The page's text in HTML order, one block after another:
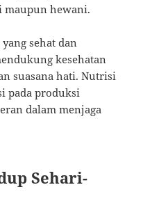
maupun hewani.
sehat dan
kesehatan
suasana hati. Nutrisi
pada produksi
dalam menjaga
Sehari-